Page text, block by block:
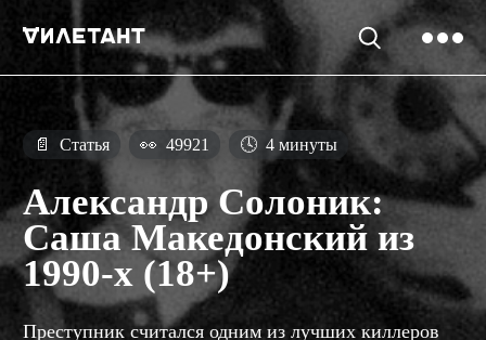
📄 Статья 👀 49921 🕓 4 минуты
Александр Солоник:
Саша Македонский из
1990-х (18+)
Преступник считался одним из лучших киллеров